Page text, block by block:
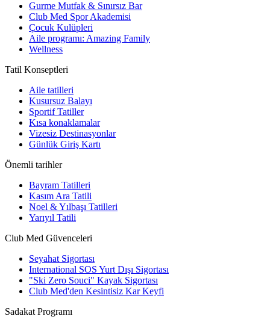
Gurme Mutfak & Sınırsız Bar
Club Med Spor Akademisi
Çocuk Kulüpleri
Aile programı: Amazing Family
Wellness
Tatil Konseptleri
Aile tatilleri
Kusursuz Balayı
Sportif Tatiller
Kısa konaklamalar
Vizesiz Destinasyonlar
Günlük Giriş Kartı
Önemli tarihler
Bayram Tatilleri
Kasım Ara Tatili
Noel & Yılbaşı Tatilleri
Yarıyıl Tatili
Club Med Güvenceleri
Seyahat Sigortası
International SOS Yurt Dışı Sigortası
"Ski Zero Souci" Kayak Sigortası
Club Med'den Kesintisiz Kar Keyfi
Sadakat Programı